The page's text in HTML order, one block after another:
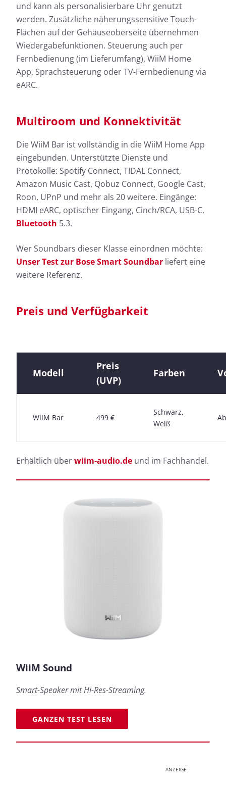
und kann als personalisierbare Uhr genutzt
werden. Zusätzliche näherungssensitive Touch-
Flächen auf der Gehäuseoberseite übernehmen
Wiedergabefunktionen. Steuerung auch per
Fernbedienung (im Lieferumfang), WiiM Home
App, Sprachsteuerung oder TV-Fernbedienung via
eARC.
Multiroom und Konnektivität
Die WiiM Bar ist vollständig in die WiiM Home App
eingebunden. Unterstützte Dienste und
Protokolle: Spotify Connect, TIDAL Connect,
Amazon Music Cast, Qobuz Connect, Google Cast,
Roon, UPnP und mehr als 20 weitere. Eingänge:
HDMI eARC, optischer Eingang, Cinch/RCA, USB-C,
Bluetooth 5.3.
Wer Soundbars dieser Klasse einordnen möchte:
Unser Test zur Bose Smart Soundbar liefert eine
weitere Referenz.
Preis und Verfügbarkeit
Modell
Preis
(UVP)
Farben
WiiM Bar 499 €
Schwarz,
Weiß
Erhältlich überwiim-audio.de und im Fachhandel.
WiiM Sound
Smart-Speaker mit Hi-Res-Streaming.
GANZEN TEST LESEN
ANZEIGE